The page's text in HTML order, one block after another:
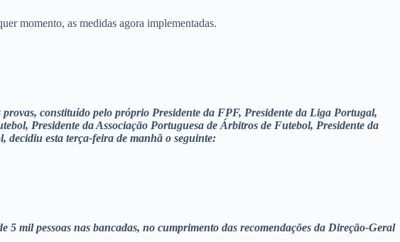
momento, as medidas agora implementadas.
constituído pelo próprio Presidente da FPF, Presidente da Liga Portugal,
Presidente da Associação Portuguesa de Árbitros de Futebol, Presidente da
decidiu esta terça-feira de manhã o seguinte:
mil pessoas nas bancadas, no cumprimento das recomendações da Direção-Geral